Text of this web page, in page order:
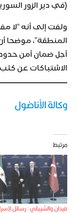
(في دير الزور
ولفت إلى أنه “لا
المنطقة”، موضحا أن
أجل ضمان أمن
الاشتباكات عن
وكالة الأناضول
مرتبط
فيدان والشيباني : رسائل